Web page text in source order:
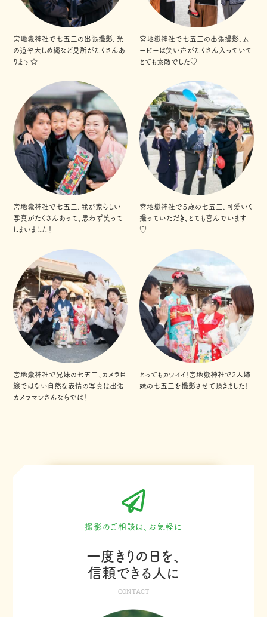
宮地嶽神社で七五三の出張撮影、光
の道や大しめ縄など見所がたくさんあ
ります☆
宮地嶽神社で七五三の出張撮影、ム
ービーは笑い声がたくさん入っていて
とても素敵でした♡
宮地嶽神社で七五三、我が家らしい
写真がたくさんあって、思わず笑って
しまいました！
宮地嶽神社で５歳の七五三、可愛いく
撮っていただき、とても喜んでいます
♡
宮地嶽神社で兄妹の七五三、カメラ目
線ではない自然な表情の写真は出張
カメラマンさんならでは！
とってもカワイイ！宮地嶽神社で2人姉
妹の七五三を撮影させて頂きました！
撮影のご相談は、お気軽に
一度きりの日を、
信頼できる人に
CONTACT